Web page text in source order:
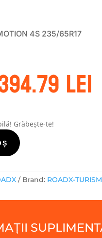
4S 235/65R17
fost: lei.
lei
Grăbește-te!
Brand: ROADX-